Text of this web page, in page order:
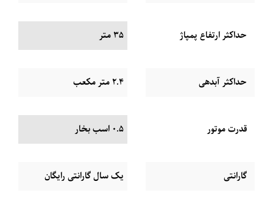
حداکثر ارتفاع پمپاژ 35 متر
حداکثر آبدهی 2.4 متر مکعب
قدرت موتور 0.5 اسب بخار
گارانتی یک سال گارانتی رایگان